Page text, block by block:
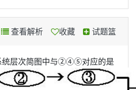
查看解析 收藏 试题篮
统层次简图中与②④⑤对应的是